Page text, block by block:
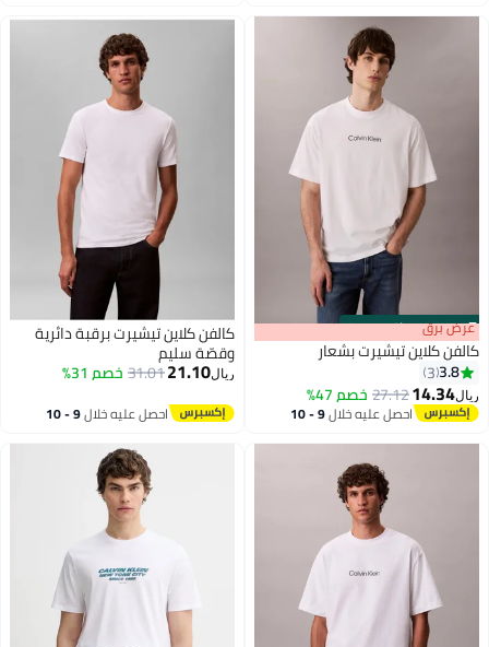
00m:00s
·باقي 100% عرض برق
كالفن كلاين تيشيرت بشعار
3.8
3
ريال14.34
27.12خصم 47%
احصل عليه خلال 9 - 10
كالفن كلاين تيشيرت برقبة دائرية
وقصّة سليم
ريال21.10
31.01خصم 31%
احصل عليه خلال 9 - 10